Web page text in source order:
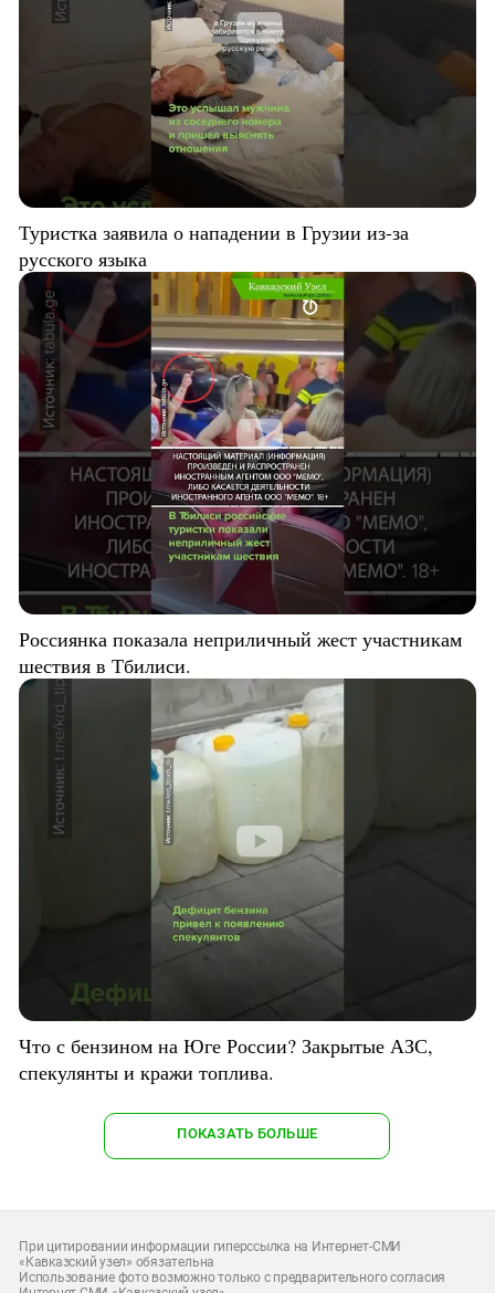
Туристка заявила о нападении в Грузии из-за
русского языка
Россиянка показала неприличный жест участникам
шествия в Тбилиси.
Что с бензином на Юге России? Закрытые АЗС,
спекулянты и кражи топлива.
ПОКАЗАТЬ БОЛЬШЕ
При цитировании информации гиперссылка на Интернет-СМИ
«Кавказский узел» обязательна
Использование фото возможно только с предварительного согласия